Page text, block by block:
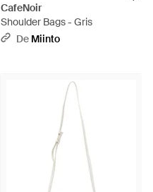
CafeNoir
Shoulder Bags - Gris
De Miinto